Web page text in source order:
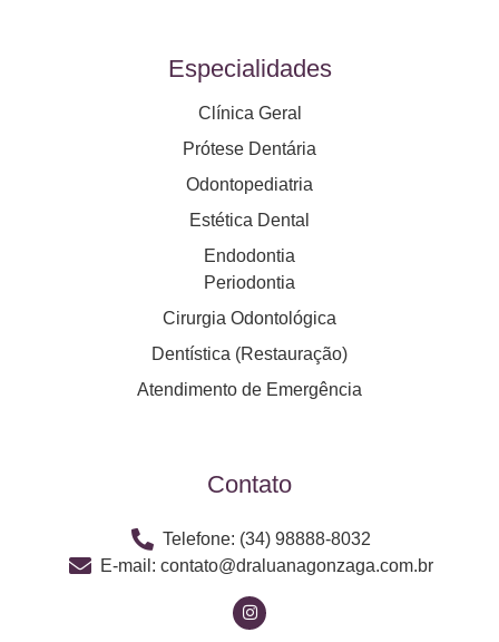
Especialidades
Clínica Geral
Prótese Dentária
Odontopediatria
Estética Dental
Endodontia
Periodontia
Cirurgia Odontológica
Dentística (Restauração)
Atendimento de Emergência
Contato
Telefone: (34) 98888-8032
E-mail: contato@draluanagonzaga.com.br